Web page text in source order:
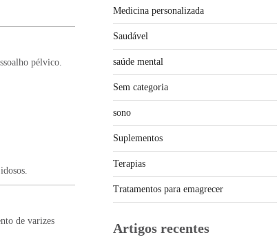
pélvico.
de varizes
Medicina personalizada
Saudável
saúde mental
Sem categoria
sono
Suplementos
Terapias
Tratamentos para emagrecer
Artigos recentes